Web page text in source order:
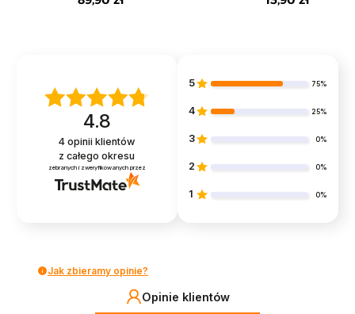
4.8
4 opinii klientów
z całego okresu
zebranych i zweryfikowanych przez
5 75%
4 25%
3 0%
2 0%
1 0%
Jak zbieramy opinie?
Opinie klientów